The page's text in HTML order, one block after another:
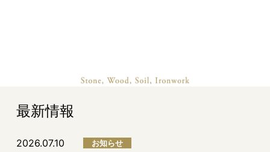
最新情報
2026.07.10 お知らせ